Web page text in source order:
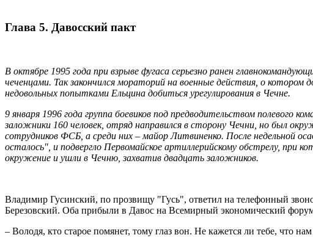
Глава 5. Давосский пакт
В октябре 1995 года при взрыве фугаса серьезно ранен
чеченцами. Так закончился мораторий на военные действия, о котором
недовольных попытками Ельцина добиться урегулирования в Чечне.
9 января 1996 года группа боевиков под предводительством полевого
заложники 160 человек, отряд направился в сторону Чечни, но был
сотрудников ФСБ, а среди них – майор Литвиненко. После недельной
осталось", и подвергло Первомайское артиллерийскому обстрелу, при
окружение и ушли в Чечню, захватив двадцать заложников.
Владимир Гусинский, по прозвищу "Гусь", ответил на телефонный
Березовский. Оба прибыли в Давос на Всемирный экономический
– Володя, кто старое помянет, тому глаз вон. Не кажется ли тебе, что